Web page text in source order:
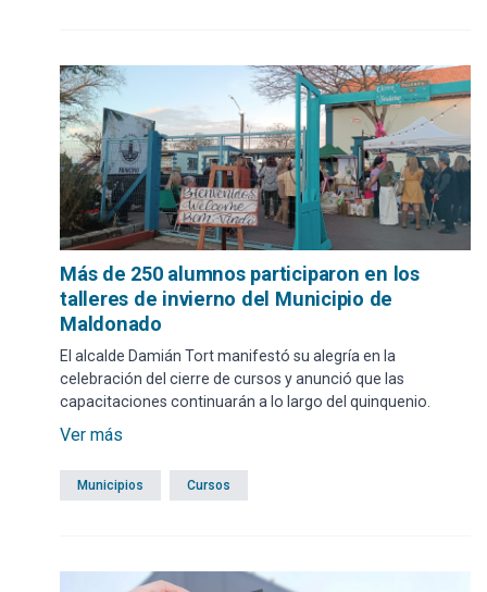
Más de 250 alumnos participaron en los
talleres de invierno del Municipio de
Maldonado
El alcalde Damián Tort manifestó su alegría en la
celebración del cierre de cursos y anunció que las
capacitaciones continuarán a lo largo del quinquenio.
Ver más
Municipios Cursos